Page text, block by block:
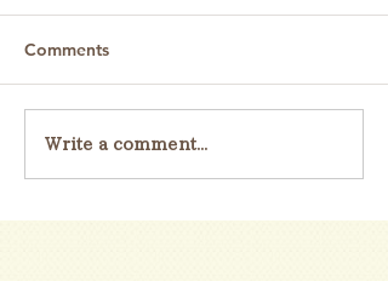
Comments
Write a comment...